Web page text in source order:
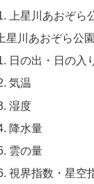
上星川あおぞら
上星川あおぞら公
日の出・日の入
気温
湿度
降水量
雲の量
視界指数・星空